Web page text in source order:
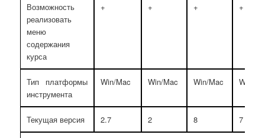
Возможность
реализовать
меню
содержания
курса
+ + + +
Тип платформы
инструмента
Win/Mac Win/Mac Win/Mac Win
Текущая версия 2.7 2 8 7